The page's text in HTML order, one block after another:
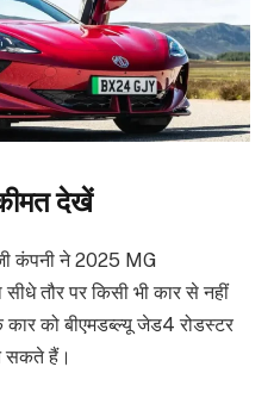
देखें
कंपनी ने 2025 MG
तौर पर किसी भी कार से नहीं
को बीएमडब्ल्यू जेड4 रोडस्टर
सकते हैं।